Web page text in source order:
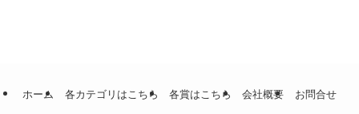
ホーム 各カテゴリはこちら 各賞はこちら 会社概要 お問合せ